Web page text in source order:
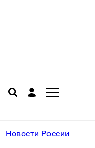
Новости России